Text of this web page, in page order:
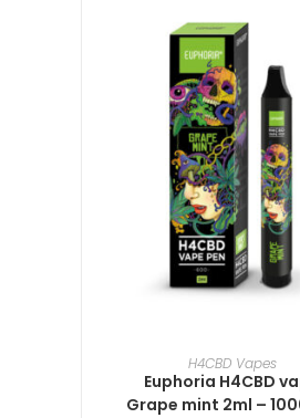
TILFØJ TIL KURV
H4CBD Vapes
Euphoria H4CBD
Grape mint 2ml –